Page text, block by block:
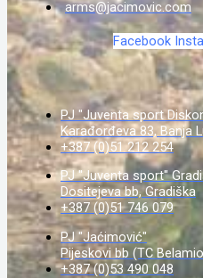
arms@jacimovic.com
Facebook
PJ "Juventa sport
Karađorđeva 83, Banja
+387 (0)51 212 254
PJ "Juventa sport"
Dositejeva bb, Gradiška
+387 (0)51 746 079
PJ "Jaćimović"
Pijeskovi bb (TC
+387 (0)53 490 048